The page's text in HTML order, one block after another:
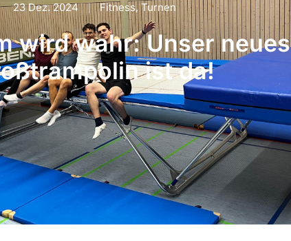
23 Dez. 2024 Fitness,Turnen
wird wahr: Unser neues
ist da!